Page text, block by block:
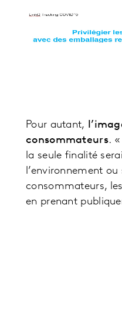
Pour autant,
consommateurs.
la seule finalité
l’environnement
consommateurs,
en prenant